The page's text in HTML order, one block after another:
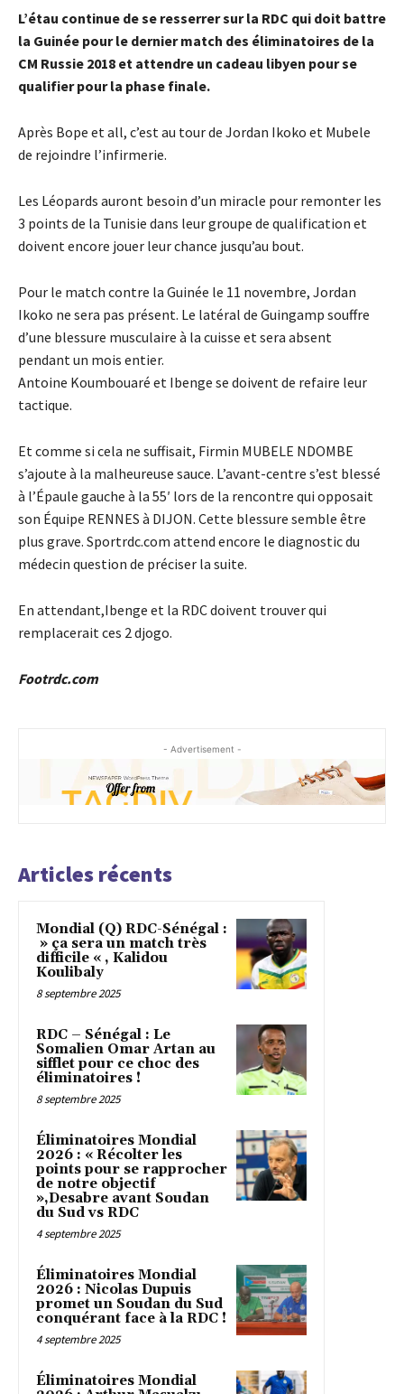
L’étau continue de se resserrer sur la RDC qui doit battre
la Guinée pour le dernier match des éliminatoires de la
CM Russie 2018 et attendre un cadeau libyen pour se
qualifier pour la phase finale.
Après Bope et all, c’est au tour de Jordan Ikoko et Mubele
de rejoindre l’infirmerie.
Les Léopards auront besoin d’un miracle pour remonter les
3 points de la Tunisie dans leur groupe de qualification et
doivent encore jouer leur chance jusqu’au bout.
Pour le match contre la Guinée le 11 novembre, Jordan
Ikoko ne sera pas présent. Le latéral de Guingamp souffre
d’une blessure musculaire à la cuisse et sera absent
pendant un mois entier.
Antoine Koumbouaré et Ibenge se doivent de refaire leur
tactique.
Et comme si cela ne suffisait, Firmin MUBELE NDOMBE
s’ajoute à la malheureuse sauce. L’avant-centre s’est blessé
à l’Épaule gauche à la 55′ lors de la rencontre qui opposait
son Équipe RENNES à DIJON. Cette blessure semble être
plus grave. Sportrdc.com attend encore le diagnostic du
médecin question de préciser la suite.
En attendant,Ibenge et la RDC doivent trouver qui
remplacerait ces 2 djogo.
Footrdc.com
- Advertisement -
Articles récents
Mondial (Q) RDC-Sénégal :
» ça sera un match très
difficile « , Kalidou
Koulibaly
8 septembre 2025
RDC – Sénégal : Le
Somalien Omar Artan au
sifflet pour ce choc des
éliminatoires !
8 septembre 2025
Éliminatoires Mondial
2026 : « Récolter les
points pour se rapprocher
de notre objectif
»,Desabre avant Soudan
du Sud vs RDC
4 septembre 2025
Éliminatoires Mondial
2026 : Nicolas Dupuis
promet un Soudan du Sud
conquérant face à la RDC !
4 septembre 2025
Éliminatoires Mondial